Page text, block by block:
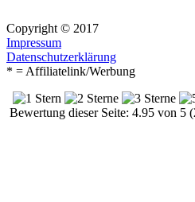
Copyright © 2017
Impressum
Datenschutzerklärung
* = Affiliatelink/Werbung
Bewertung dieser Seite: 4.95 von 5